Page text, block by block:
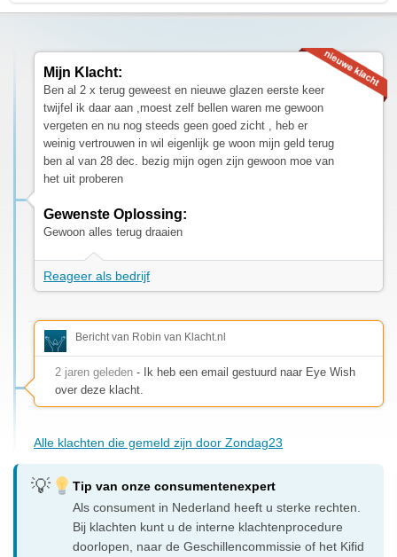
Mijn Klacht:
Ben al 2 x terug geweest en nieuwe glazen eerste keer
twijfel ik daar aan ,moest zelf bellen waren me gewoon
vergeten en nu nog steeds geen goed zicht , heb er
weinig vertrouwen in wil eigenlijk ge woon mijn geld terug
ben al van 28 dec. bezig mijn ogen zijn gewoon moe van
het uit proberen
Gewenste Oplossing:
Gewoon alles terug draaien
Reageer als bedrijf
Bericht van Robin van Klacht.nl
2 jaren geleden - Ik heb een email gestuurd naar Eye Wish
over deze klacht.
Alle klachten die gemeld zijn door Zondag23
Tip van onze consumentenexpert
Als consument in Nederland heeft u sterke rechten.
Bij klachten kunt u de interne klachtenprocedure
doorlopen, naar de Geschillencommissie of het Kifid